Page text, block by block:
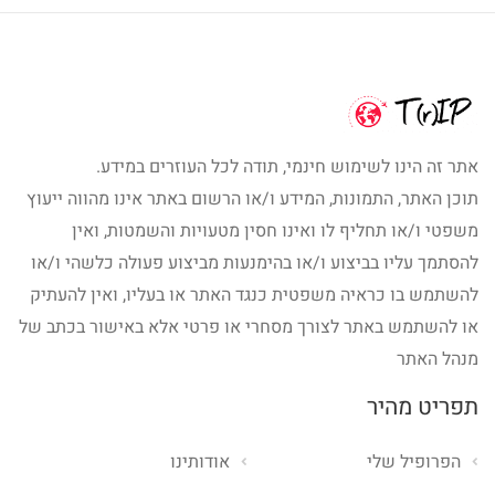
אתר זה הינו לשימוש חינמי, תודה לכל העוזרים במידע.
תוכן האתר, התמונות, המידע ו/או הרשום באתר אינו מהווה ייעוץ
משפטי ו/או תחליף לו ואינו חסין מטעויות והשמטות, ואין
להסתמך עליו בביצוע ו/או בהימנעות מביצוע פעולה כלשהי ו/או
להשתמש בו כראיה משפטית כנגד האתר או בעליו, ואין להעתיק
או להשתמש באתר לצורך מסחרי או פרטי אלא באישור בכתב של
מנהל האתר
תפריט מהיר
אודותינו
הפרופיל שלי